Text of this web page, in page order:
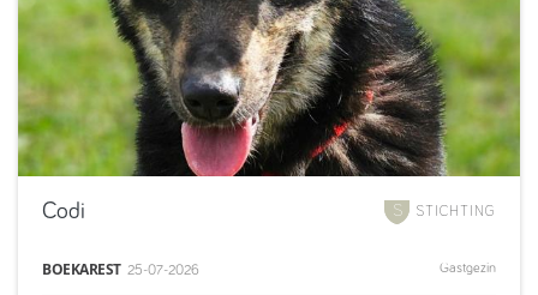
STICHTING
Codi
BOEKAREST 25-07-2026 Gastgezin